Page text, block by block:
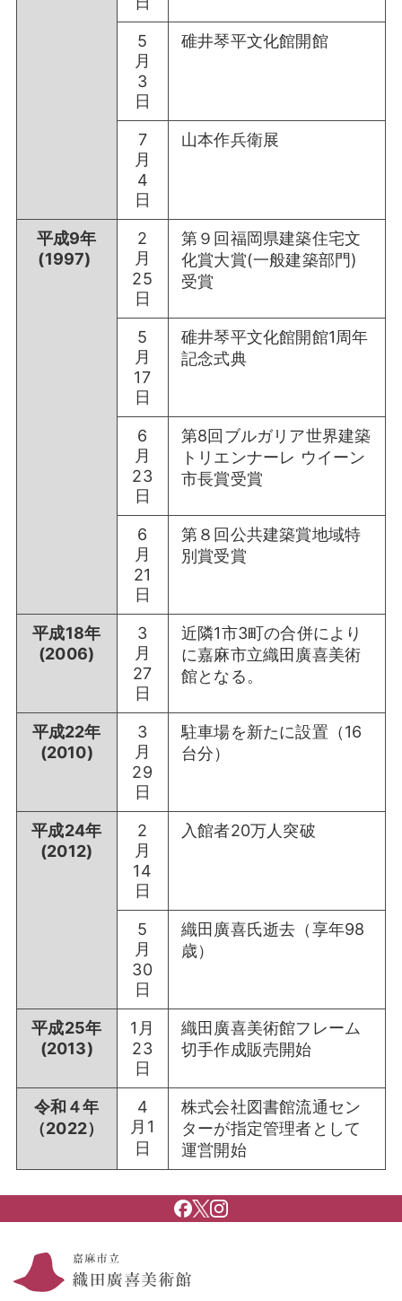
5
月
3
日
碓井琴平文化館開館
7
月
4
日
山本作兵衛展
平成9年
(1997)
2
月
25
日
第９回福岡県建築住宅文
化賞大賞(一般建築部門)
受賞
5
月
17
日
碓井琴平文化館開館1周年
記念式典
6
月
23
日
第8回ブルガリア世界建築
トリエンナーレ ウイーン
市長賞受賞
6
月
21
日
第８回公共建築賞地域特
別賞受賞
平成18年
(2006)
3
月
27
日
近隣1市3町の合併により
に嘉麻市立織田廣喜美術
館となる。
平成22年
(2010)
3
月
29
日
駐車場を新たに設置（16
台分）
平成24年
(2012)
2
月
14
日
入館者20万人突破
5
月
30
日
織田廣喜氏逝去（享年98
歳）
平成25年
(2013)
1月
23
日
織田廣喜美術館フレーム
切手作成販売開始
令和４年
（2022）
4
月1
日
株式会社図書館流通セン
ターが指定管理者として
運営開始